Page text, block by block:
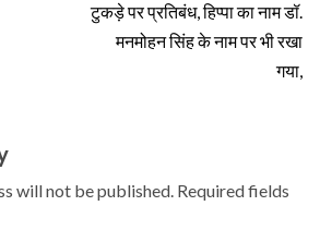
टुकड़े पर प्रतिबंध, हिप्पा का नाम डॉ.
मनमोहन सिंह के नाम पर भी रखा
गया,
will not be published. Required fields